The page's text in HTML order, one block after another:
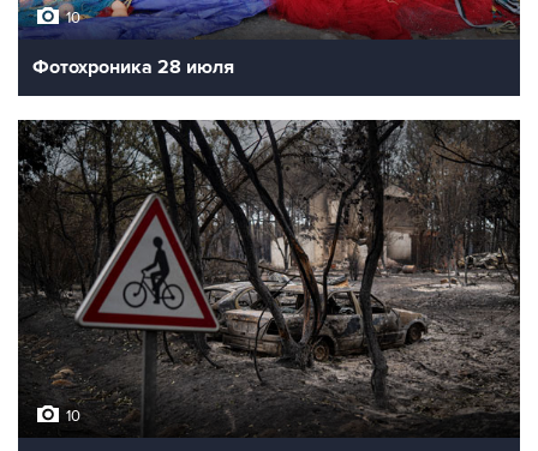
10
Фотохроника 28 июля
10